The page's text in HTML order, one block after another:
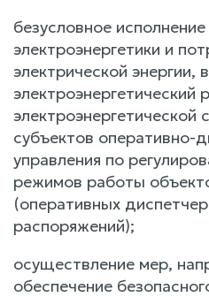
безусловное
электроэнергетики и
электрической
электроэнергетической
субъектов оперативно-
управления по
режимов работы
(оперативных
распоряжений);
осуществление мер,
обеспечение